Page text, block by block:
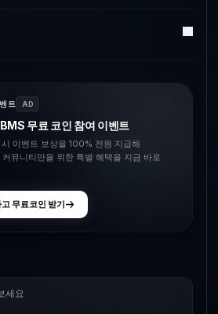
트 AD
무료 코인 참여 이벤트
이벤트 보상을 100% 전원 지급해
뮤니티만을 위한 특별 혜택을 지금 바로
무료코인 받기